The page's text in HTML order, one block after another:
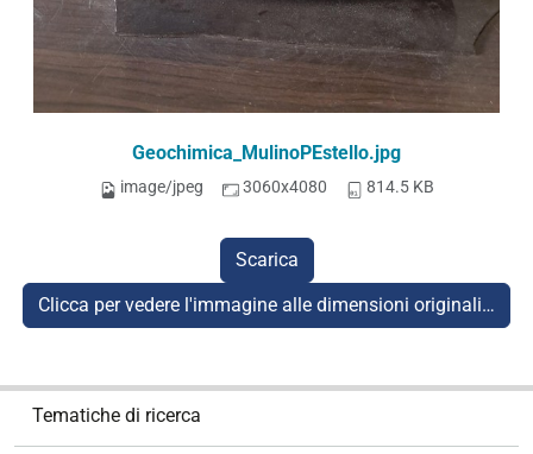
Geochimica_MulinoPEstello.jpg
image/jpeg 3060x4080 814.5 KB
Scarica
Clicca per vedere l'immagine alle dimensioni originali…
Tematiche di ricerca